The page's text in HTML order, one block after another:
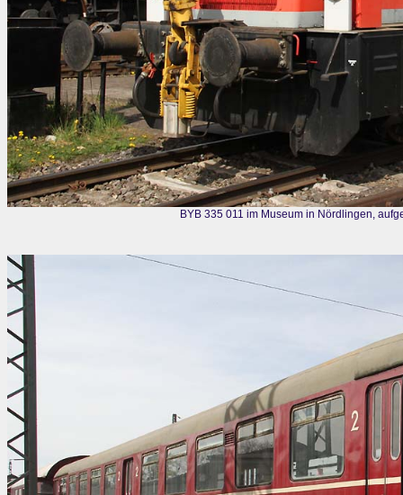
BYB 335 011 im Museum in Nördlingen,